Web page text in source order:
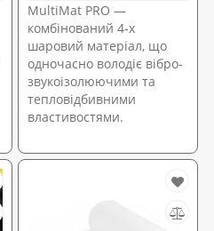
MultiMat PRO —
комбінований 4-х
шаровий матеріал, що
одночасно володіє вібро-
звукоізолюючими та
тепловідбивними
властивостями.